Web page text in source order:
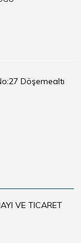
Döşemealtı
VE TICARET